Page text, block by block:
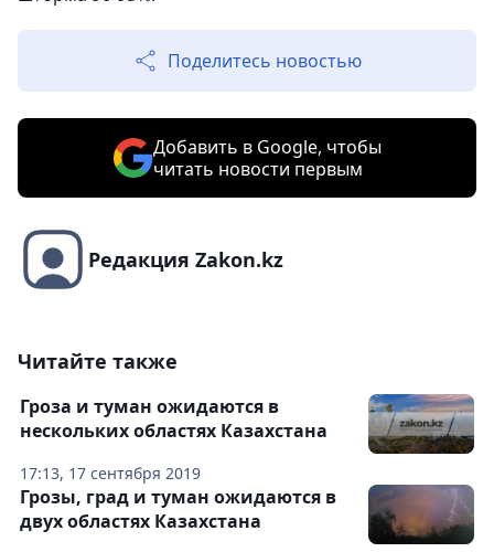
Поделитесь новостью
Добавить в Google, чтобы
читать новости первым
Редакция Zakon.kz
Читайте также
17:13, 17 сентября 2019
Гроза и туман ожидаются в
нескольких областях Казахстана
Грозы, град и туман ожидаются в
двух областях Казахстана